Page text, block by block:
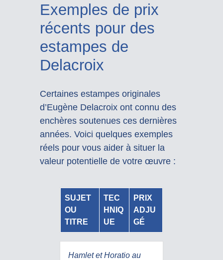
Exemples de prix
récents pour des
estampes de
Delacroix
Certaines estampes originales
d’Eugène Delacroix ont connu des
enchères soutenues ces dernières
années. Voici quelques exemples
réels pour vous aider à situer la
valeur potentielle de votre œuvre :
SUJET
OU
TITRE
TEC
HNIQ
UE
PRIX
ADJU
GÉ
Hamlet et Horatio au